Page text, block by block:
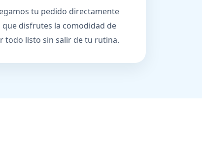
tu pedido directamente
que disfrutes la comodidad de
todo listo sin salir de tu rutina.